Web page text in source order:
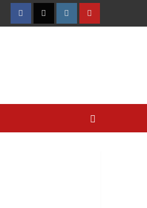
FacebookTwitterInstagramYouTube